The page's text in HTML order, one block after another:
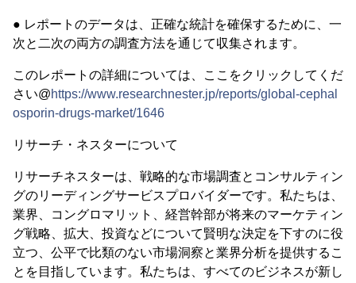
● レポートのデータは、正確な統計を確保するために、一
次と二次の両方の調査方法を通じて収集されます。
このレポートの詳細については、ここをクリックしてくだ
さい@https://www.researchnester.jp/reports/global-cephal
osporin-drugs-market/1646
リサーチ・ネスターについて
リサーチネスターは、戦略的な市場調査とコンサルティン
グのリーディングサービスプロバイダーです。私たちは、
業界、コングロマリット、経営幹部が将来のマーケティン
グ戦略、拡大、投資などについて賢明な決定を下すのに役
立つ、公平で比類のない市場洞察と業界分析を提供するこ
とを目指しています。私たちは、すべてのビジネスが新し